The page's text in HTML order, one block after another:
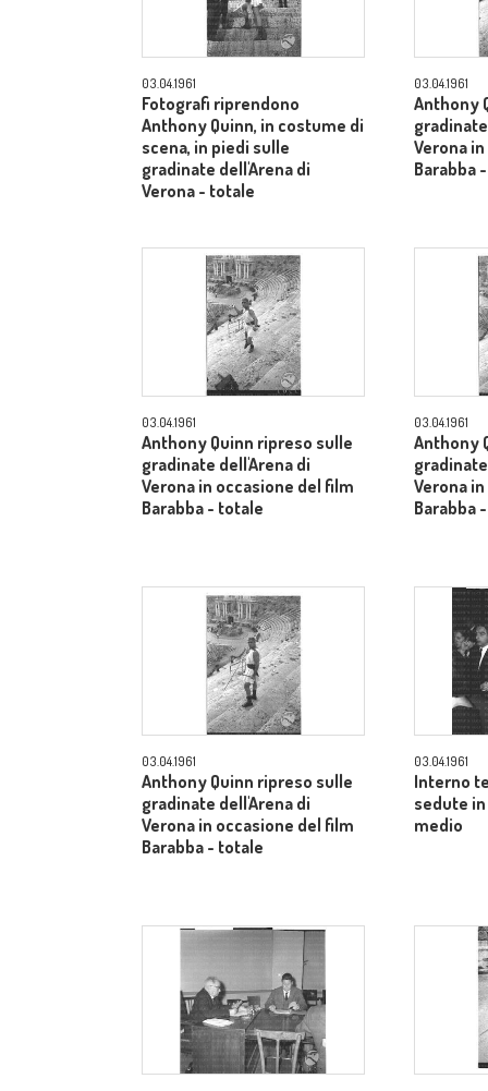
03.04.1961
Fotografi riprendono
Anthony Quinn, in costume di
scena, in piedi sulle
gradinate dell'Arena di
Verona - totale
03.04.1961
Anthony
Verona
Barabba
03.04.1961
Anthony Quinn ripreso sulle
gradinate dell'Arena di
Verona in occasione del film
Barabba - totale
03.04.1961
Anthony
Verona
Barabba
03.04.1961
Anthony Quinn ripreso sulle
gradinate dell'Arena di
Verona in occasione del film
Barabba - totale
03.04.1961
Interno
sedute
medio